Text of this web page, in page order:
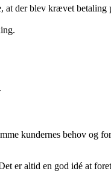
der blev krævet betaling
kundernes behov og
er altid en god idé at